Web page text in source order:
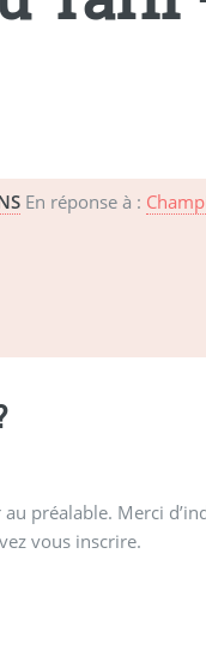
En réponse à :
préalable. Merci
vous inscrire.